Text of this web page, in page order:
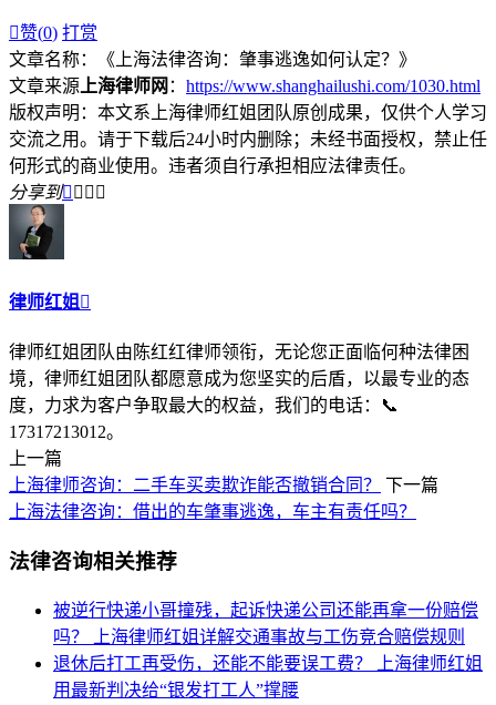
赞(0) 打赏
文章名称：《上海法律咨询：肇事逃逸如何认定？》
文章来源 上海律师网 ： https://www.shanghailushi.com/1030.html
版权声明：本文系上海律师红姐团队原创成果，仅供个人学习
交流之用。请于下载后24小时内删除；未经书面授权，禁止任
何形式的商业使用。违者须自行承担相应法律责任。
分享到   
律师红姐 
律师红姐团队由陈红红律师领衔，无论您正面临何种法律困
境，律师红姐团队都愿意成为您坚实的后盾，以最专业的态
度，力求为客户争取最大的权益，我们的电话：📞
17317213012。
上一篇
上海律师咨询：二手车买卖欺诈能否撤销合同？
下一篇
上海法律咨询：借出的车肇事逃逸，车主有责任吗？
法律咨询相关推荐
被逆行快递小哥撞残，起诉快递公司还能再拿一份赔偿
吗？
上海律师红姐详解交通事故与工伤竞合赔偿规则
退休后打工再受伤，还能不能要误工费？
上海律师红姐
用最新判决给“银发打工人”撑腰